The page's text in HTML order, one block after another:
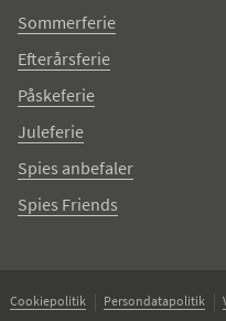
Sommerferie
Efterårsferie
Påskeferie
Juleferie
Spies anbefaler
Spies Friends
Cookiepolitik Persondatapolitik